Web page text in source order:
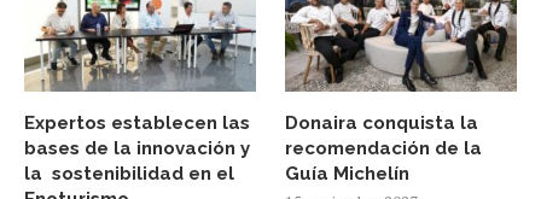
Expertos establecen las
bases de la innovación y
la sostenibilidad en el
Donaira conquista la
recomendación de la
Guía Michelín